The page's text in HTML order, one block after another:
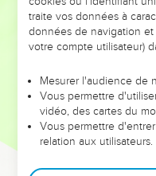
Fin des empires,
Il adviendra, en ce jour-
ici-bas sur la terre.
On les rassemblera
enfermés à l’intérieur
ils seront tous châtiés.
La lune sera humiliée,
traite vos données à
données de navigation
votre compte utilisateur)
Mesurer l'audience de
Vous permettre
vidéo, des cartes du
Vous permettre
relation aux utilisateurs.